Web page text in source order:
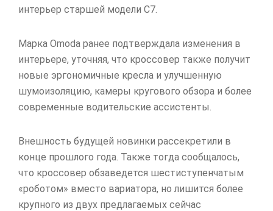
интерьер старшей модели C7.
Марка Omoda ранее подтверждала изменения в
интерьере, уточняя, что кроссовер также получит
новые эргономичные кресла и улучшенную
шумоизоляцию, камеры кругового обзора и более
современные водительские ассистенты.
Внешность будущей новинки рассекретили в
конце прошлого года. Также тогда сообщалось,
что кроссовер обзаведется шестиступенчатым
«роботом» вместо вариатора, но лишится более
крупного из двух предлагаемых сейчас